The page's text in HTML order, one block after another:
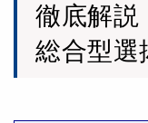
徹底解説
総合型選